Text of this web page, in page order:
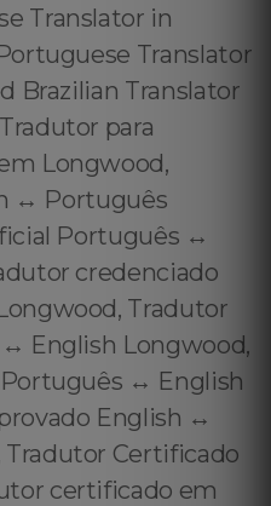
Translator in
Translator
Brazilian Translator
para
Longwood,
↔️ Português
Português ↔️
credenciado
Tradutor
English Longwood,
↔️ English
English ↔️
Certificado
certificado em